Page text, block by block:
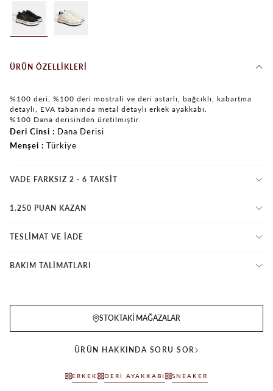
ÜRÜN ÖZELLIKLERI
%100 deri, %100 deri mostrali ve deri astarlı, bağcıklı, kabartma
detaylı, EVA tabanında metal detaylı erkek ayakkabı.
%100 Dana derisinden üretilmiştir.
Deri Cinsi
Dana Derisi
Menşei
Türkiye
VADE FARKSIZ 2 - 6 TAKSIT
1.250 PUAN KAZAN
TESLİMAT VE İADE
BAKIM TALİMATLARI
STOKTAKI MAĞAZALAR
ÜRÜN HAKKINDA SORU SOR
ERKEK DERI AYAKKABI SNEAKER